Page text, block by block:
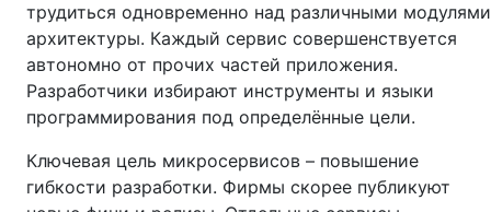
трудиться одновременно над различными модулями
архитектуры. Каждый сервис совершенствуется
автономно от прочих частей приложения.
Разработчики избирают инструменты и языки
программирования под определённые цели.
Ключевая цель микросервисов – повышение
гибкости разработки. Фирмы скорее публикуют